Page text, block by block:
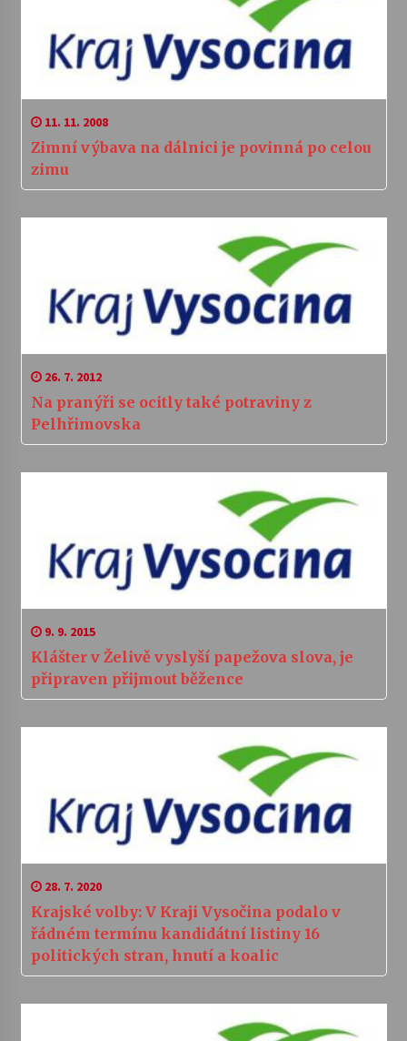
11. 11. 2008
Zimní výbava na dálnici je povinná po celou
zimu
26. 7. 2012
Na pranýři se ocitly také potraviny z
Pelhřimovska
9. 9. 2015
Klášter v Želivě vyslyší papežova slova, je
připraven přijmout běžence
28. 7. 2020
Krajské volby: V Kraji Vysočina podalo v
řádném termínu kandidátní listiny 16
politických stran, hnutí a koalic